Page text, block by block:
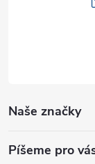
Naše značky
Píšeme pro